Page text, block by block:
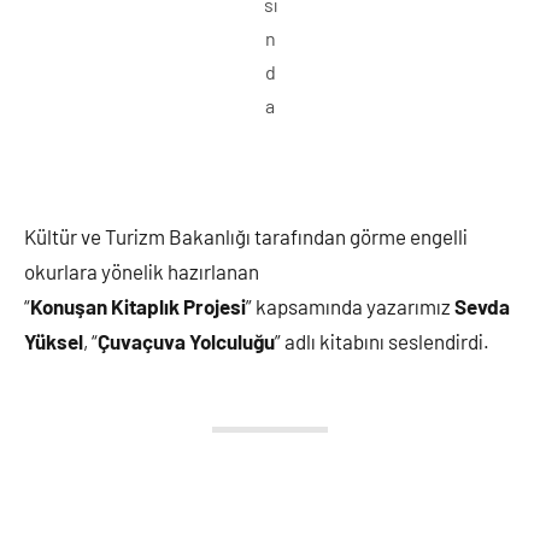
n
d
a
Kültür ve Turizm Bakanlığı tarafından görme engelli
okurlara yönelik hazırlanan
“Konuşan Kitaplık Projesi” kapsamında yazarımız Sevda
Yüksel, “Çuvaçuva Yolculuğu” adlı kitabını seslendirdi.